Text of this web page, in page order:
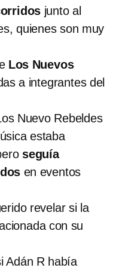
junto al
quienes son muy
Los Nuevos
a integrantes del
Nuevo Rebeldes
estaba
seguía
en eventos
revelar si la
con su
Adán R había